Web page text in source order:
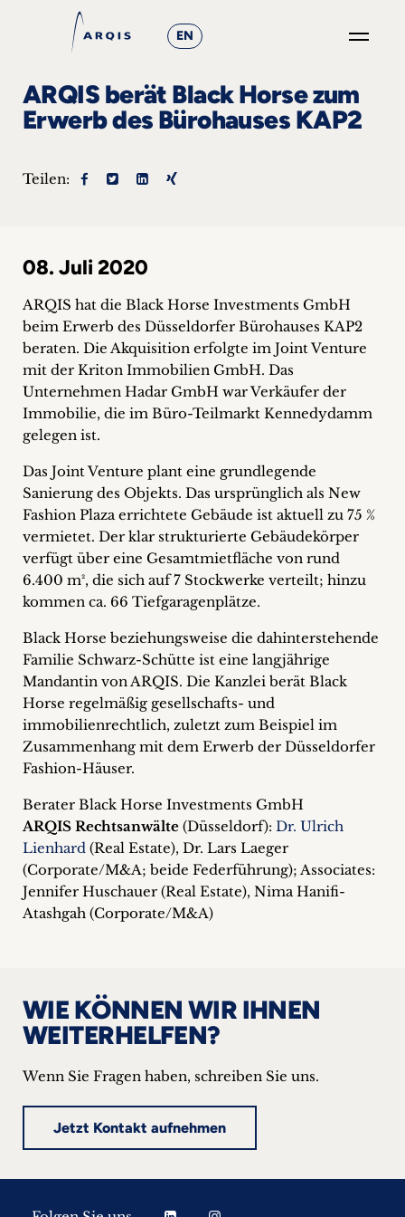
EN
+
&
Events
+
Karriere
+
Blog
&
Podcasts
+
Team
Philosophie
Presseanfragen
Kontakt
ARQIS berät Black Horse zum
Erwerb des Bürohauses KAP2
Teilen:
08. Juli 2020
ARQIS hat die Black Horse Investments GmbH
beim Erwerb des Düsseldorfer Bürohauses KAP2
beraten. Die Akquisition erfolgte im Joint Venture
mit der Kriton Immobilien GmbH. Das
Unternehmen Hadar GmbH war Verkäufer der
Immobilie, die im Büro-Teilmarkt Kennedydamm
gelegen ist.
Das Joint Venture plant eine grundlegende
Sanierung des Objekts. Das ursprünglich als New
Fashion Plaza errichtete Gebäude ist aktuell zu 75 %
vermietet. Der klar strukturierte Gebäudekörper
verfügt über eine Gesamtmietfläche von rund
6.400 m², die sich auf 7 Stockwerke verteilt; hinzu
kommen ca. 66 Tiefgaragenplätze.
Black Horse beziehungsweise die dahinterstehende
Familie Schwarz-Schütte ist eine langjährige
Mandantin von ARQIS. Die Kanzlei berät Black
Horse regelmäßig gesellschafts- und
immobilienrechtlich, zuletzt zum Beispiel im
Zusammenhang mit dem Erwerb der Düsseldorfer
Fashion-Häuser.
Berater Black Horse Investments GmbH
ARQIS Rechtsanwälte (Düsseldorf): Dr. Ulrich
Lienhard (Real Estate), Dr. Lars Laeger
(Corporate/M&A; beide Federführung); Associates:
Jennifer Huschauer (Real Estate), Nima Hanifi-
Atashgah (Corporate/M&A)
WIE KÖNNEN WIR IHNEN
WEITERHELFEN?
Wenn Sie Fragen haben, schreiben Sie uns.
Jetzt Kontakt aufnehmen